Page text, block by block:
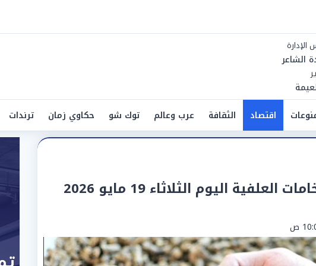
الشاعر
اقتصاد الثقافة عرب وعالم توك شو حكاوي زمان ترندات
اليوم الثلاثاء 19 مايو 2026